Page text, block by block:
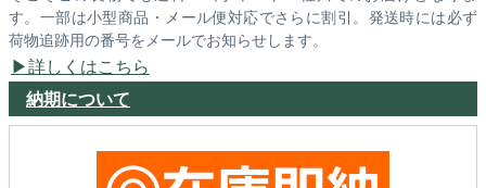
す。一部は小型商品・メール便対応でさらに割引。発送時には必ず
荷物追跡用の番号をメールでお知らせします。
詳しくはこちら
納期について